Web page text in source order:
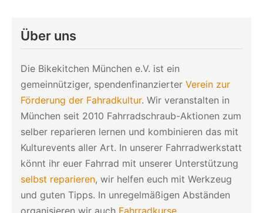
Über uns
Die Bikekitchen München e.V. ist ein
gemeinnütziger, spendenfinanzierter Verein zur
Förderung der Fahradkultur. Wir veranstalten in
München seit 2010 Fahrradschraub-Aktionen zum
selber reparieren lernen und kombinieren das mit
Kulturevents aller Art. In unserer Fahrradwerkstatt
könnt ihr euer Fahrrad mit unserer Unterstützung
selbst reparieren, wir helfen euch mit Werkzeug
und guten Tipps. In unregelmäßigen Abständen